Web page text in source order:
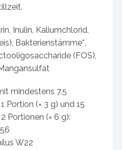
Inulin, Kaliumchlorid,
Bakterienstämme*,
(FOS),
mindestens 7,5
Portion (= 3 g) und 15
Portionen (= 6 g):
W22